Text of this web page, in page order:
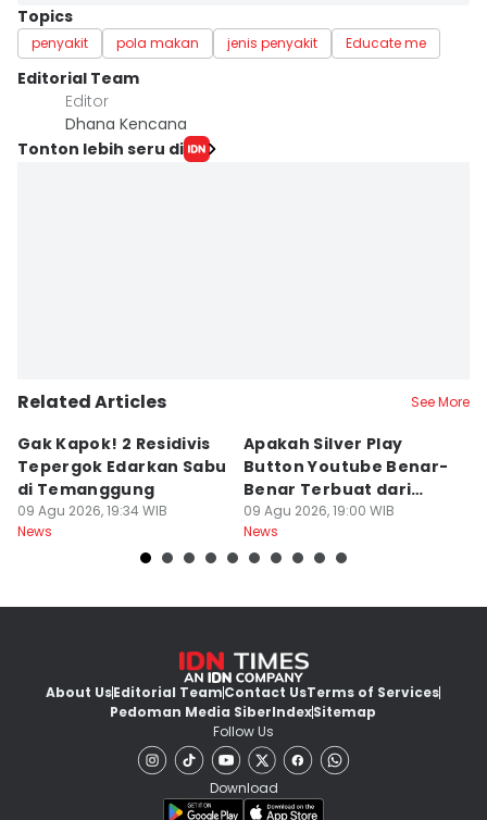
Topics
penyakit pola makan jenis penyakit Educate me
Editorial Team
Editor
Dhana Kencana
Tonton lebih seru di
Related Articles See More
Gak Kapok! 2 Residivis
Tepergok Edarkan Sabu
di Temanggung
09 Agu 2026, 19:34 WIB
News
Apakah Silver Play
Button Youtube Benar-
Benar Terbuat dari
Perak Murni? Ini
Faktanya
09 Agu 2026, 19:00 WIB
News
About UsEditorial TeamContact UsTerms of Services
Pedoman Media SiberIndexSitemap
Follow Us
Download